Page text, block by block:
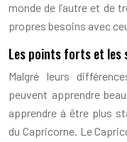
monde de l’autre et de
propres besoins avec
Les points forts et les
Malgré leurs
peuvent apprendre
apprendre à être plus
du Capricorne. Le